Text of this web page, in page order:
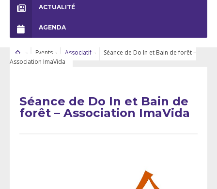
ACTUALITÉ
AGENDA
Events Associatif
Séance de Do In et Bain de forêt –
Association ImaVida
Séance de Do In et Bain de
forêt – Association ImaVida